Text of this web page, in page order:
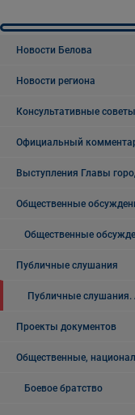
Новости Белова
Новости региона
Консультативные советы
Официальный
Выступления Главы
Общественные
Общественные
Публичные слушания
Публичные слушания.
Проекты документов
Общественные,
Боевое братство